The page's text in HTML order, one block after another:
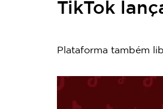
TikTok
Plataforma também